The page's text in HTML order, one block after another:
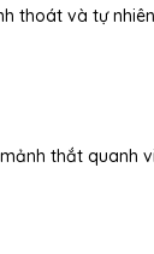
thoát và tự
thắt quanh